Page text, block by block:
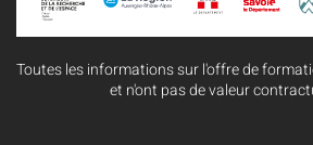
Toutes les informations sur l'offre de
et n'ont pas de valeur